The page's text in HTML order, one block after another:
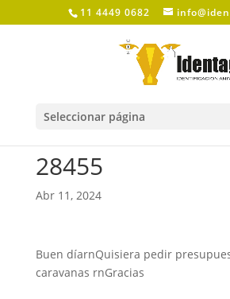
11 4449 0682
Seleccionar página
28455
Abr 11, 2024
Buen díarnQuisiera pedir
caravanas rnGracias